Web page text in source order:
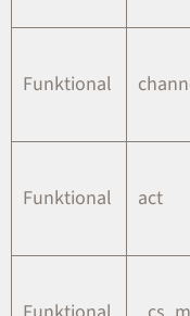
Funktional
Funktional act